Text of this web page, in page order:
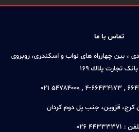
تماس با ما
، بين چهارراه های نواب و اسكندری، روبروی
بانک تجارت پلاك 169
66430635 ,
:
44333371 026